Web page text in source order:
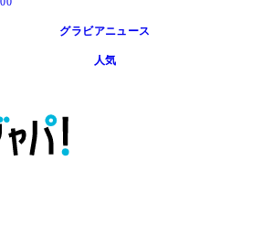
グラビアニュース
人気